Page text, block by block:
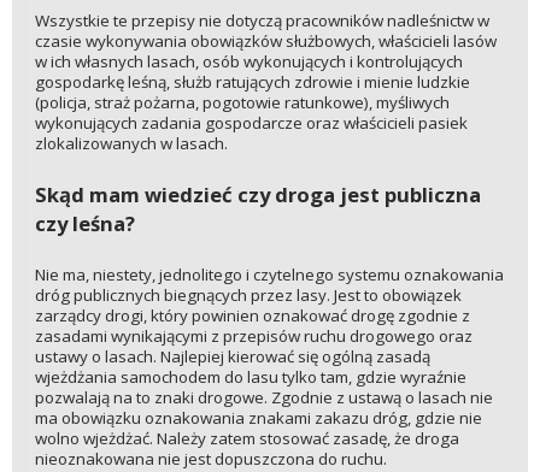
Wszystkie te przepisy nie dotyczą pracowników nadleśnictw w
czasie wykonywania obowiązków służbowych, właścicieli lasów
w ich własnych lasach, osób wykonujących i kontrolujących
gospodarkę leśną, służb ratujących zdrowie i mienie ludzkie
(policja, straż pożarna, pogotowie ratunkowe), myśliwych
wykonujących zadania gospodarcze oraz właścicieli pasiek
zlokalizowanych w lasach.
Skąd mam wiedzieć czy droga jest publiczna
czy leśna?
Nie ma, niestety, jednolitego i czytelnego systemu oznakowania
dróg publicznych biegnących przez lasy. Jest to obowiązek
zarządcy drogi, który powinien oznakować drogę zgodnie z
zasadami wynikającymi z przepisów ruchu drogowego oraz
ustawy o lasach. Najlepiej kierować się ogólną zasadą
wjeżdżania samochodem do lasu tylko tam, gdzie wyraźnie
pozwalają na to znaki drogowe. Zgodnie z ustawą o lasach nie
ma obowiązku oznakowania znakami zakazu dróg, gdzie nie
wolno wjeżdżać. Należy zatem stosować zasadę, że droga
nieoznakowana nie jest dopuszczona do ruchu.